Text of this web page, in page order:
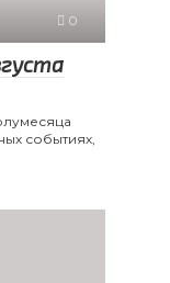
0
событиях,